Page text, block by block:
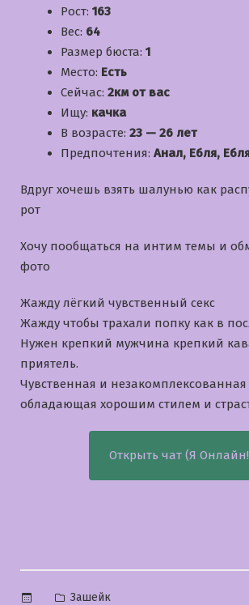
Рост: 163
Вес: 64
Размер бюста: 1
Место: Есть
Сейчас: 2км от вас
Ищу: качка
В возрасте: 23 — 26 лет
Предпочтения: Анал, Ебля,
Вдруг хочешь взять шалунью как
рот
Хочу пообщаться на интим темы и
фото
Жажду лёгкий чувственный секс
Жажду чтобы трахали попку как в
Нужен крепкий мужчина крепкий
приятель.
Чувственная и
обладающая хорошим стилем и
Открыть чат (Я
Опубликовано
Зашейк